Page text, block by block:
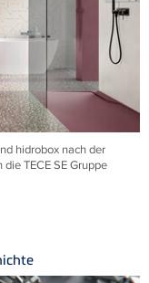
hidrobox nach der
TECE SE Gruppe